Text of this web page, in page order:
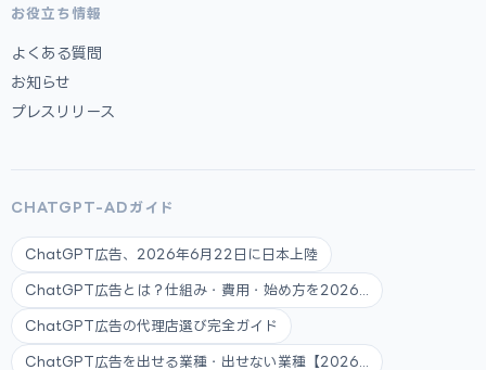
お役立ち情報
よくある質問
お知らせ
プレスリリース
CHATGPT-ADガイド
ChatGPT広告、2026年6月22日に日本上陸
ChatGPT広告とは？仕組み・費用・始め方を2026...
ChatGPT広告の代理店選び完全ガイド
ChatGPT広告を出せる業種・出せない業種【2026...